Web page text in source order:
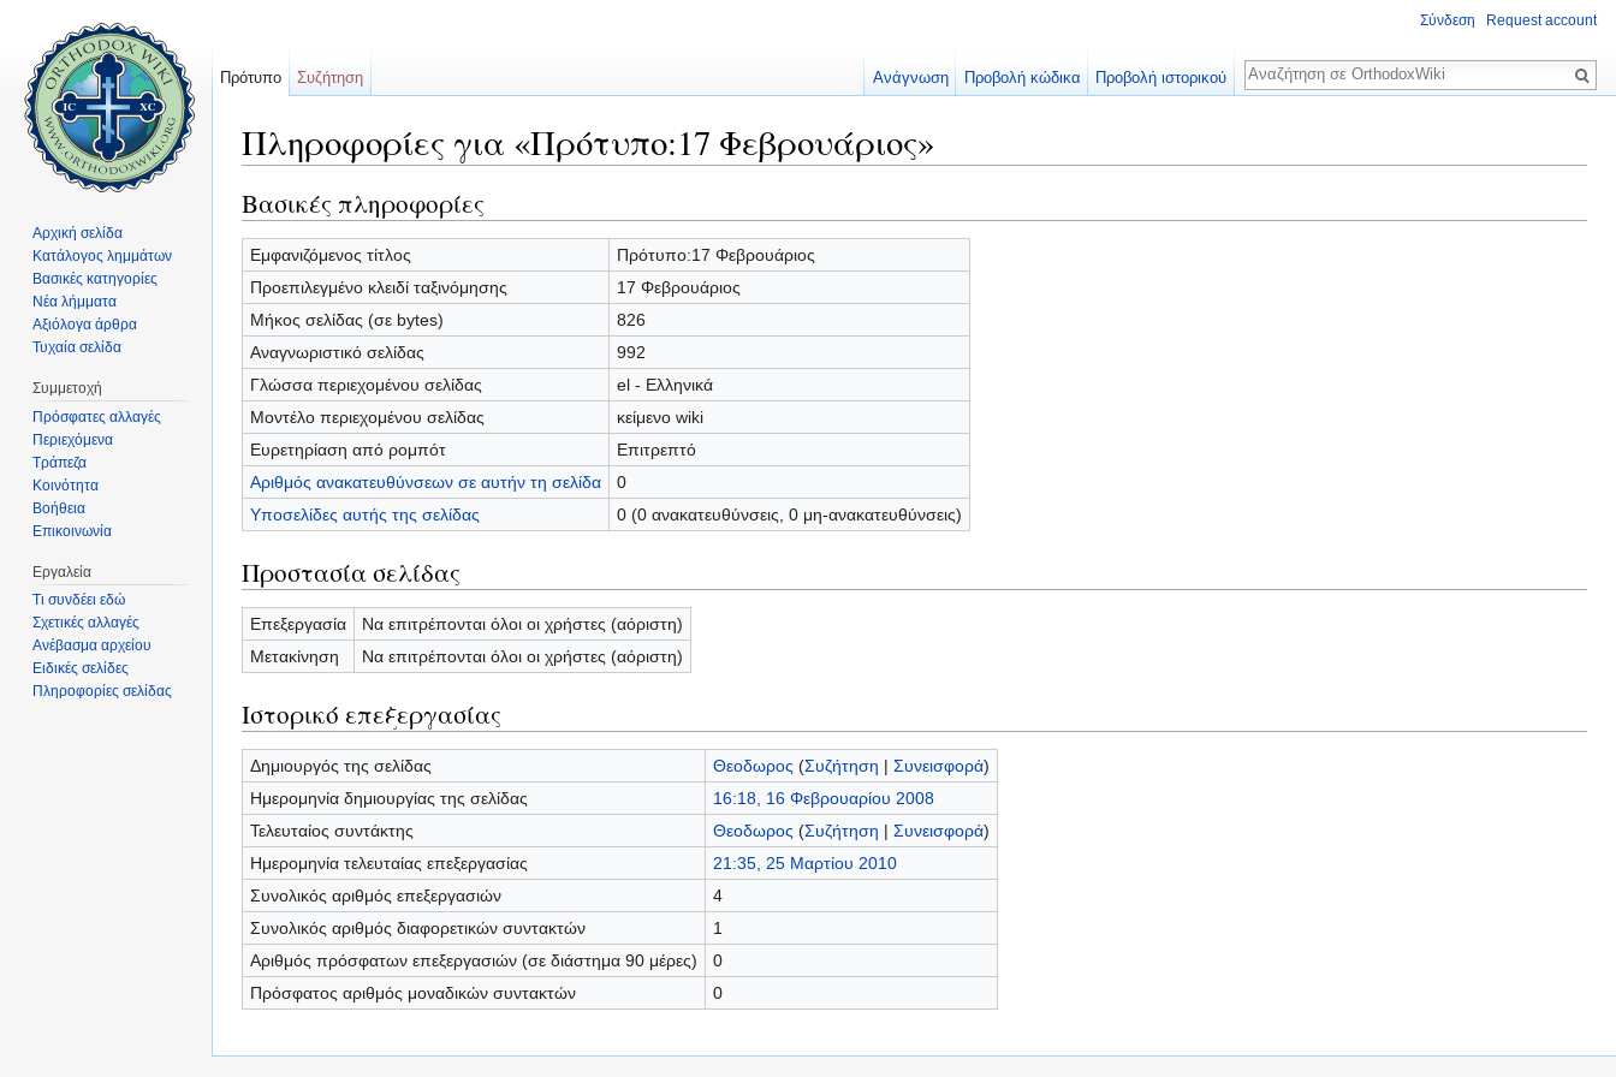
Πληροφορίες για «Πρότυπο:17 Φεβρουάριος»
Βασικές πληροφορίες
Εμφανιζόμενος τίτλος
Πρότυπο:17 Φεβρουάριος
Προεπιλεγμένο κλειδί ταξινόμησης
17 Φεβρουάριος
Μήκος σελίδας (σε bytes)
826
Αναγνωριστικό σελίδας
992
Γλώσσα περιεχομένου σελίδας
el - Ελληνικά
Μοντέλο περιεχομένου σελίδας
κείμενο wiki
Ευρετηρίαση από ρομπότ
Επιτρεπτό
Αριθμός ανακατευθύνσεων σε αυτήν τη σελίδα
0
Υποσελίδες αυτής της σελίδας
0 (0 ανακατευθύνσεις, 0 μη-ανακατευθύνσεις)
Προστασία σελίδας
Επεξεργασία
Να επιτρέπονται όλοι οι χρήστες (αόριστη)
Μετακίνηση
Να επιτρέπονται όλοι οι χρήστες (αόριστη)
Ιστορικό επεξεργασίας
Δημιουργός της σελίδας Θεοδωρος (Συζήτηση | Συνεισφορά)
Ημερομηνία δημιουργίας της σελίδας
16:18, 16 Φεβρουαρίου 2008
Τελευταίος συντάκτης
Θεοδωρος (Συζήτηση | Συνεισφορά)
Ημερομηνία τελευταίας επεξεργασίας
21:35, 25 Μαρτίου 2010
Συνολικός αριθμός επεξεργασιών
4
Συνολικός αριθμός διαφορετικών συντακτών
1
Αριθμός πρόσφατων επεξεργασιών (σε διάστημα 90 μέρες)
0
Πρόσφατος αριθμός μοναδικών συντακτών
0
Σύνδεση Request account
Πρότυπο Συζήτηση Ανάγνωση Προβολή κώδικα Προβολή ιστορικού
Αναζήτηση
Αρχική σελίδα
Κατάλογος λημμάτων
Βασικές κατηγορίες
Νέα λήμματα
Αξιόλογα άρθρα
Τυχαία σελίδα
Συμμετοχή
Πρόσφατες αλλαγές
Περιεχόμενα
Τράπεζα
Κοινότητα
Βοήθεια
Επικοινωνία
Εργαλεία
Τι συνδέει εδώ
Σχετικές αλλαγές
Ανέβασμα αρχείου
Ειδικές σελίδες
Πληροφορίες σελίδας